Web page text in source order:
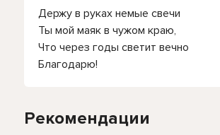
Держу в руках немые свечи
Ты мой маяк в чужом краю,
Что через годы светит вечно
Благодарю!
Рекомендации